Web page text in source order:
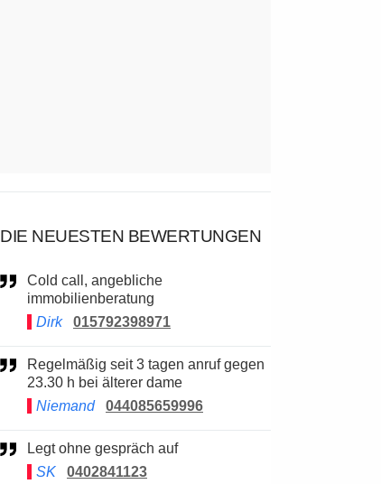
DIE NEUESTEN BEWERTUNGEN
Cold call, angebliche
immobilienberatung
Dirk
015792398971
Regelmäßig seit 3 tagen anruf gegen
23.30 h bei älterer dame
Niemand
044085659996
Legt ohne gespräch auf
SK
0402841123